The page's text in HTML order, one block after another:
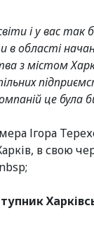
і у вас так
області
з містом
це була
Ігора
в свою